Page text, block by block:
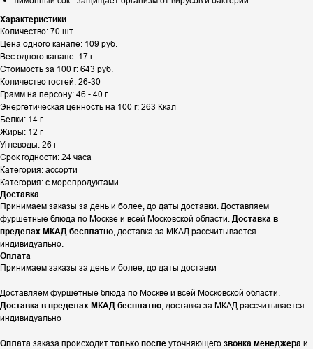
Характеристики
Количество: 70 шт.
Цена одного канапе: 109 руб.
Вес одного канапе: 17 г
Стоимость за 100 г: 643 руб.
Количество гостей: 26-30
Грамм на персону: 46 - 40 г
Энергетическая ценность на 100 г: 263 Ккал
Белки: 14 г
Жиры: 12 г
Углеводы: 26 г
Срок годности: 24 часа
Категория: ассорти
Категория: с морепродуктами
Доставка
Принимаем заказы за день и более, до даты доставки. Доставляем
фуршетные блюда по Москве и всей Московской области. Доставка в
пределах МКАД бесплатно, доставка за МКАД рассчитывается
индивидуально.
Оплата
Принимаем заказы за день и более, до даты доставки
Доставляем фуршетные блюда по Москве и всей Московской области.
Доставка в пределах МКАД бесплатно, доставка за МКАД рассчитывается
индивидуально
Оплата заказа происходит только после уточняющего звонка менеджера и